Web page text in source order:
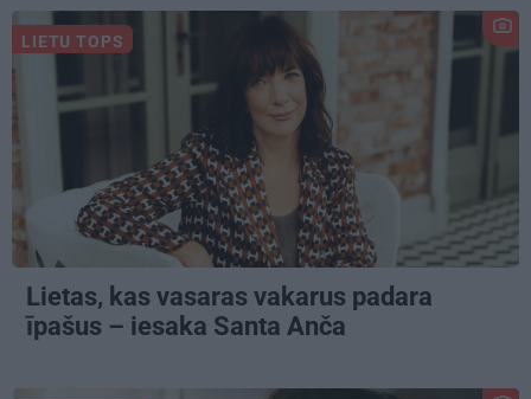
LIETU TOPS
Lietas, kas vasaras vakarus padara
īpašus – iesaka Santa Anča